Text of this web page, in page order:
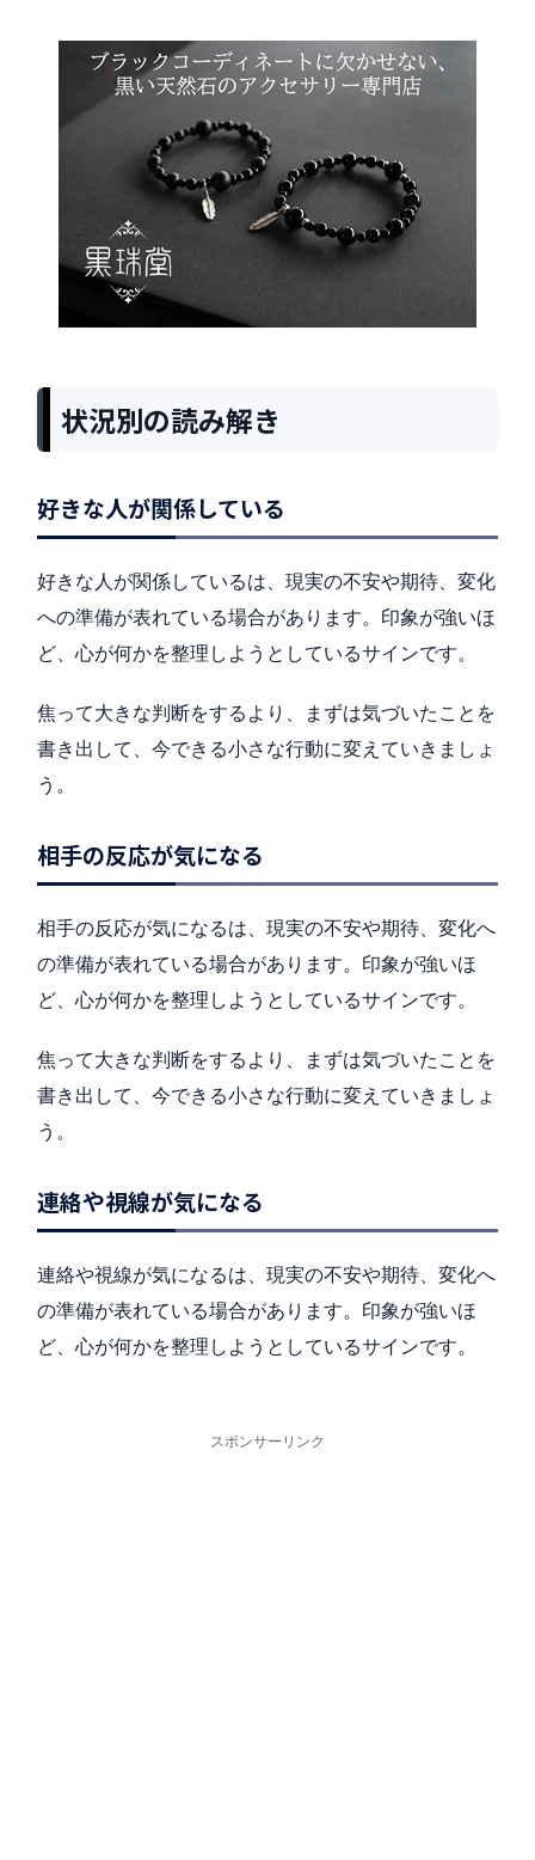
状況別の読み解き
好きな人が関係している
好きな人が関係しているは、現実の不安や期待、変化
への準備が表れている場合があります。印象が強いほ
ど、心が何かを整理しようとしているサインです。
焦って大きな判断をするより、まずは気づいたことを
書き出して、今できる小さな行動に変えていきましょ
う。
相手の反応が気になる
相手の反応が気になるは、現実の不安や期待、変化へ
の準備が表れている場合があります。印象が強いほ
ど、心が何かを整理しようとしているサインです。
焦って大きな判断をするより、まずは気づいたことを
書き出して、今できる小さな行動に変えていきましょ
う。
連絡や視線が気になる
連絡や視線が気になるは、現実の不安や期待、変化へ
の準備が表れている場合があります。印象が強いほ
ど、心が何かを整理しようとしているサインです。
スポンサーリンク